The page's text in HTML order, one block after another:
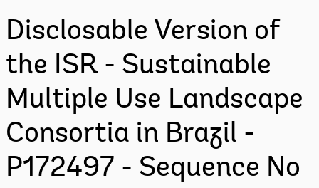
Disclosable Version of
the ISR - Sustainable
Multiple Use Landscape
Consortia in Brazil -
P172497 - Sequence No